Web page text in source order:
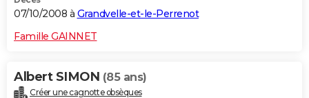
07/10/2008 à Grandvelle-et-le-Perrenot
Famille GAINNET
Albert SIMON (85 ans)
Créer une cagnotte obsèques